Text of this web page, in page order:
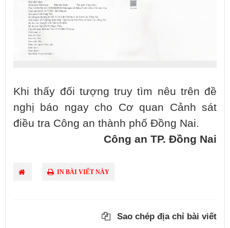
Khi thấy đối tượng truy tìm nêu trên đề
nghị báo ngay cho Cơ quan Cảnh sát
điều tra Công an thành phố Đồng Nai.
Công an TP. Đồng Nai
IN BÀI VIẾT NÀY
Sao chép địa chỉ bài viết